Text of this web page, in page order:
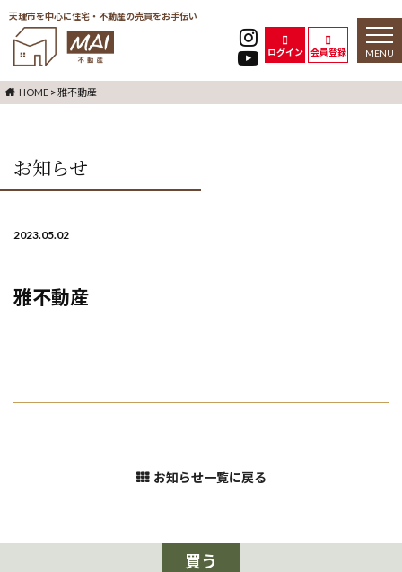
天理市を中心に住宅・不動産の売買をお手伝い
ログイン 会員登録
toggle
HOME >雅不動産
お知らせ
2023.05.02
雅不動産
お知らせ一覧に戻る
買う